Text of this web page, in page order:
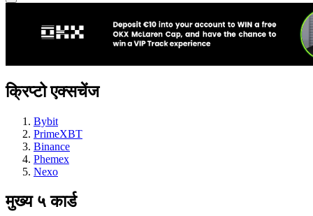
क्रिप्टो एक्सचेंज
Bybit
PrimeXBT
Binance
Phemex
Nexo
मुख्य ५ कार्ड